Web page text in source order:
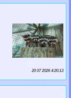
20 07 2026 4:20:13